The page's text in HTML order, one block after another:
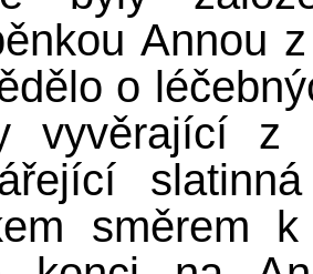
Annou
o
vyvěrající z
směrem